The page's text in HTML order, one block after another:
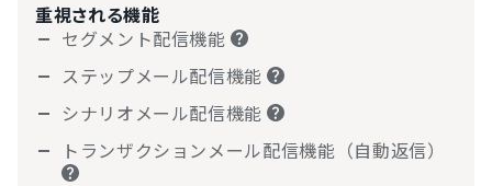
重視される機能
セグメント配信機能
ステップメール配信機能
シナリオメール配信機能
トランザクションメール配信機能（自動返信）